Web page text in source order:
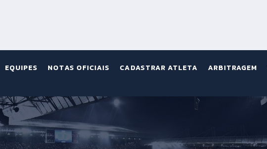
EQUIPES NOTAS OFICIAIS CADASTRAR ATLETA ARBITRAGEM